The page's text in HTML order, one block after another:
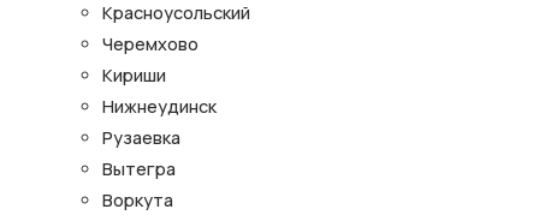
Красноусольский
Черемхово
Кириши
Нижнеудинск
Рузаевка
Вытегра
Воркута